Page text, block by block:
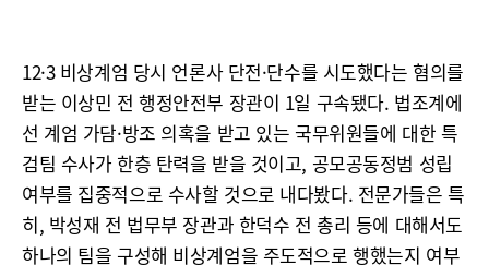
12·3 비상계엄 당시 언론사 단전·단수를 시도했다는 혐의를
받는 이상민 전 행정안전부 장관이 1일 구속됐다. 법조계에
선 계엄 가담·방조 의혹을 받고 있는 국무위원들에 대한 특
검팀 수사가 한층 탄력을 받을 것이고, 공모공동정범 성립
여부를 집중적으로 수사할 것으로 내다봤다. 전문가들은 특
히, 박성재 전 법무부 장관과 한덕수 전 총리 등에 대해서도
하나의 팀을 구성해 비상계엄을 주도적으로 행했는지 여부